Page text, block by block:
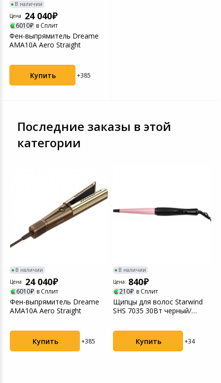
В наличии
Цена
24 040
6010 в Сплит
Фен-выпрямитель Dreame
AMA10A Aero Straight
Купить +385
Последние заказы в этой
категории
В наличии
Цена
24 040
6010 в Сплит
Фен-выпрямитель Dreame
AMA10A Aero Straight
Купить +385
В наличии
Цена
840
210 в Сплит
Щипцы для волос Starwind
SHS 7035 30Вт черный/
Купить +34